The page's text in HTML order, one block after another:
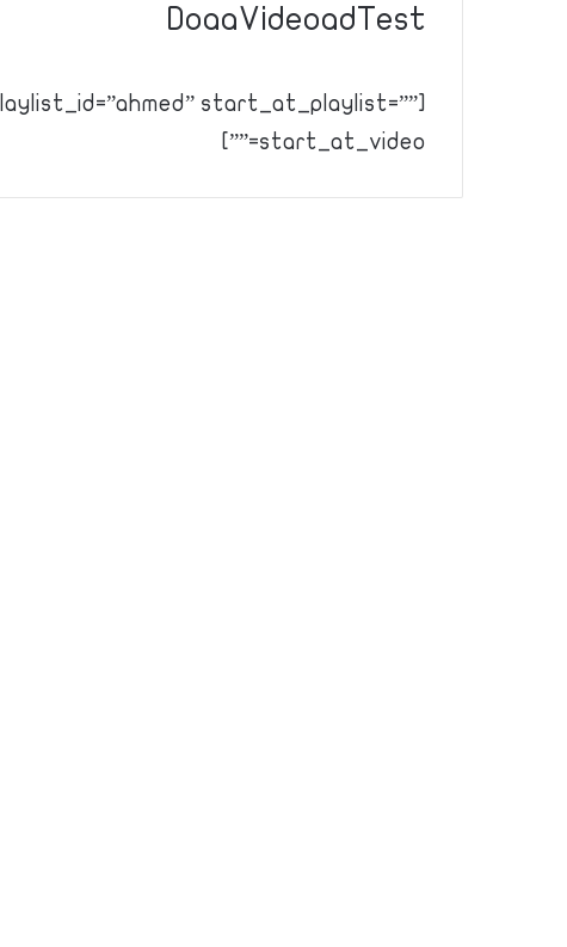
DoaaVideoadTest
start_at_playlist=””
start_at_video=””]